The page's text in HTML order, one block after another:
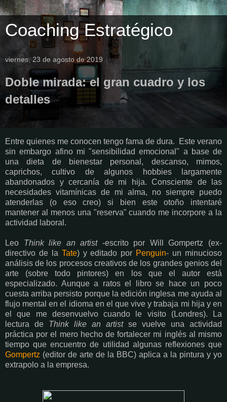
Coaching Estratégico
viernes, 23 de agosto de 2019
Doble mirada: el gran cuadro y los
detalles
Entre quienes me conocen tengo fama de dura. Este verano
sin embargo afino mi "sensibilidad emocional" a base de
una dieta de bienestar personal, descanso, mimos,
caprichos, cultivo de algunos hobbies largamente
abandonados y cercanía de mi hija. Consciente de las
necesidades vitamínicas de mi alma, no siempre puedo
atenderlas (o eso creo) si bien este otoño intentaré
mantener al menos una "reserva" cuando me incorpore a la
actividad laboral.
Leo Think like an artist-escrito por Will Gompertz (ex-
directivo de la Tate) y editado por Penguin- un minucioso
análisis de los procesos creativos de los grandes genios del
arte (sobre todo pintores) en los que el autor está
especializado. Aunque a ratos el libro se hace un poco
cuesta arriba persisto porque la edición inglesa me ayuda al
flujo mental en el idioma en el que vive y trabaja mi hija y en
el que me desenvuelvo cuando le visito (Londres). La
lectura de Think like an artistse vuelve una actividad
práctica por el mero hecho de fortalecer mi inglés al mismo
tiempo que encuentro de utilidad algunas reflexiones que
Gompertz (editor de arte de la BBC) aplica a la pintura y yo
extrapolo a la empresa.